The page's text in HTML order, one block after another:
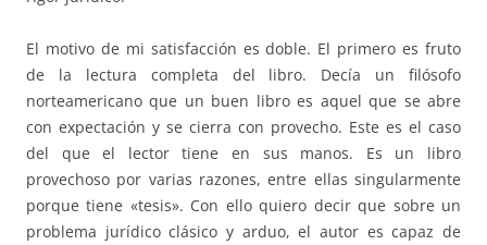
El motivo de mi satisfacción es doble. El primero es fruto
de la lectura completa del libro. Decía un filósofo
norteamericano que un buen libro es aquel que se abre
con expectación y se cierra con provecho. Este es el caso
del que el lector tiene en sus manos. Es un libro
provechoso por varias razones, entre ellas singularmente
porque tiene «tesis». Con ello quiero decir que sobre un
problema jurídico clásico y arduo, el autor es capaz de